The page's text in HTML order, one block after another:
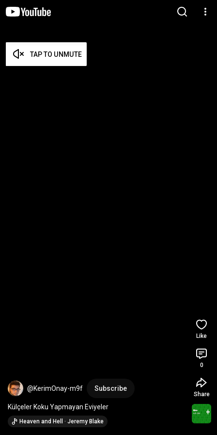
TAP TO UNMUTE
@KerimOnay-m9f Subscribe
Külçeler Koku Yapmayan Eviyeler
Heaven and Hell · Jeremy Blake
Like
0
Share